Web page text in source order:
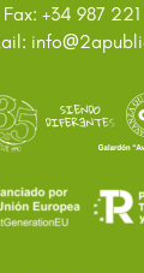
Fax: +34 987 221
info@